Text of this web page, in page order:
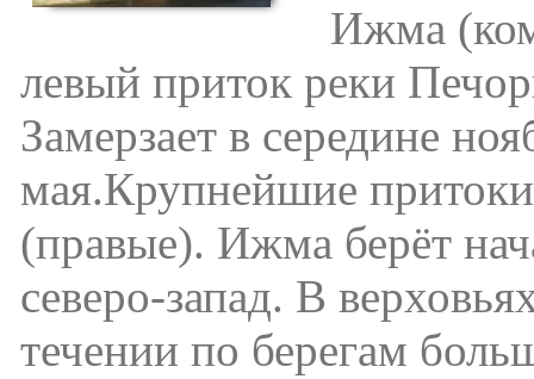
Ижма
левый приток реки
Замерзает в середине
мая.Крупнейшие
(правые). Ижма берёт
северо-запад. В
течении по берегам